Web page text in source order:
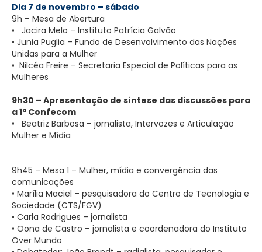
Dia 7 de novembro – sábado
9h – Mesa de Abertura
• Jacira Melo – Instituto Patrícia Galvão
• Junia Puglia – Fundo de Desenvolvimento das Nações
Unidas para a Mulher
• Nilcéa Freire – Secretaria Especial de Políticas para as
Mulheres
9h30 – Apresentação de síntese das discussões para
a 1ª Confecom
• Beatriz Barbosa – jornalista, Intervozes e Articulação
Mulher e Mídia
9h45 – Mesa 1 – Mulher, mídia e convergência das
comunicações
• Marília Maciel – pesquisadora do Centro de Tecnologia e
Sociedade (CTS/FGV)
• Carla Rodrigues – jornalista
• Oona de Castro – jornalista e coordenadora do Instituto
Over Mundo